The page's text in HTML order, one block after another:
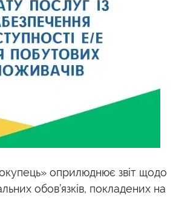
оприлюднює звіт щодо
обов’язків, покладених на